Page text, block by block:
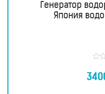
Генератор
Япония
ц
е